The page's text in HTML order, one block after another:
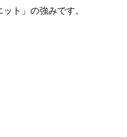
ト」の強みです。